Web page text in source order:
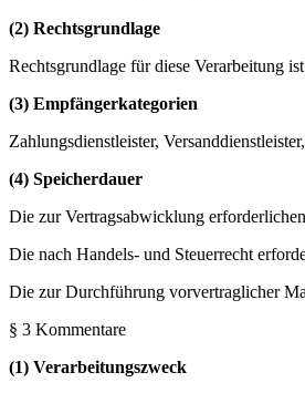
(2) Rechtsgrundlage
Rechtsgrundlage für diese Verarbeitung
(3) Empfängerkategorien
Zahlungsdienstleister,
(4) Speicherdauer
Die zur Vertragsabwicklung
Die nach Handels- und Steuerrecht
Die zur Durchführung vorvertraglicher
§ 3 Kommentare
(1) Verarbeitungszweck